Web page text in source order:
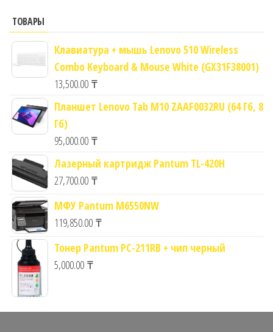
ТОВАРЫ
Клавиатура + мышь Lenovo 510 Wireless
Combo Keyboard & Mouse White (GX31F38001)
13,500.00 ₸
Планшет Lenovo Tab M10 ZAAF0032RU (64 Гб, 8
Гб)
95,000.00 ₸
Лазерный картридж Pantum TL-420H
27,700.00 ₸
МФУ Pantum M6550NW
119,850.00 ₸
Тонер Pantum PC-211RB + чип черный
5,000.00 ₸